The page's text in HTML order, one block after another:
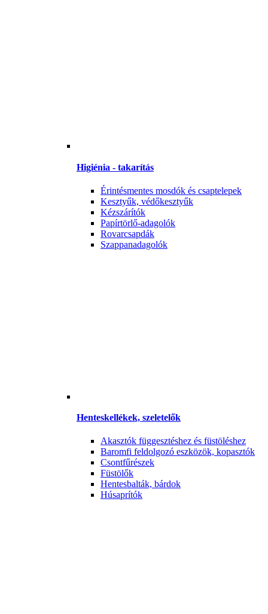
Higiénia - takarítás
Érintésmentes mosdók és csaptelepek
Kesztyűk, védőkesztyűk
Kézszárítók
Papírtörlő-adagolók
Rovarcsapdák
Szappanadagolók
Henteskellékek, szeletelők
Akasztók függesztéshez és füstöléshez
Baromfi feldolgozó eszközök, kopasztók
Csontfűrészek
Füstölők
Hentesbalták, bárdok
Húsaprítók